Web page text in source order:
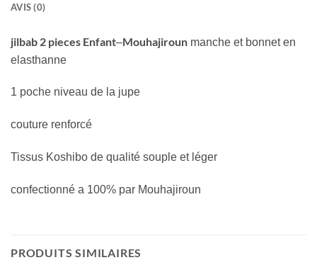
AVIS (0)
jilbab 2 pieces Enfant–Mouhajiroun manche et bonnet en
elasthanne
1 poche niveau de la jupe
couture renforcé
Tissus Koshibo de qualité souple et léger
confectionné a 100% par Mouhajiroun
PRODUITS SIMILAIRES